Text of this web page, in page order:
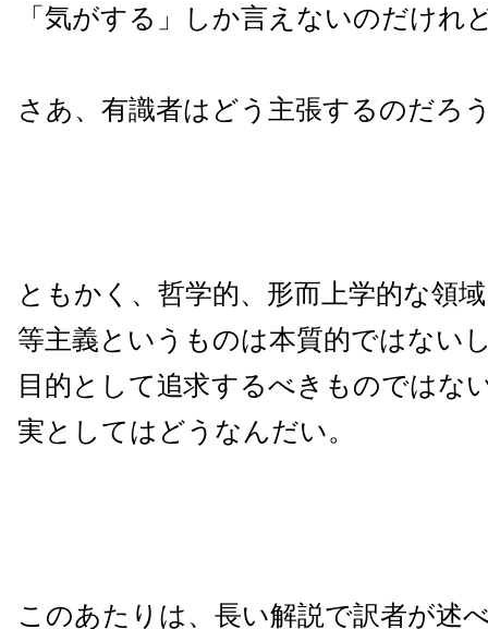
「気がする」しか言えないのだけれ
さあ、有識者はどう主張するのだろ
ともかく、哲学的、形而上学的な領
等主義というものは本質的ではない
目的として追求するべきものではな
実としてはどうなんだい。
このあたりは、長い解説で訳者が述